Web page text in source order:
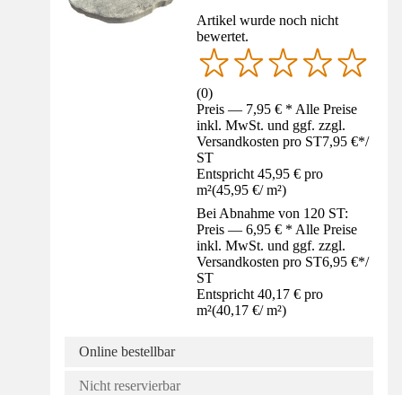
Artikel wurde noch nicht
bewertet.
(0)
Preis — 7,95 € * Alle Preise
inkl. MwSt. und ggf. zzgl.
Versandkosten pro ST7,95 €*/
ST
Entspricht 45,95 € pro
m²(45,95 €/ m²)
Bei Abnahme von 120 ST:
Preis — 6,95 € * Alle Preise
inkl. MwSt. und ggf. zzgl.
Versandkosten pro ST6,95 €*/
ST
Entspricht 40,17 € pro
m²(40,17 €/ m²)
Online bestellbar
Nicht reservierbar